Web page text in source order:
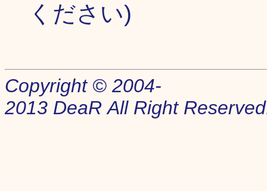
ください)
Copyright © 2004-
2013 DeaR All Right